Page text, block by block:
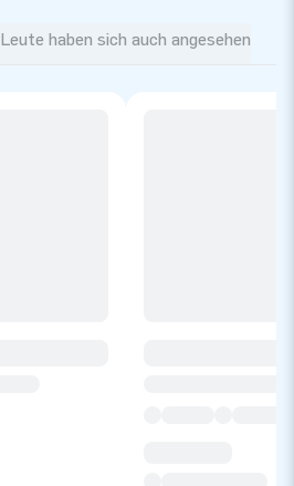
Leute haben sich auch angesehen